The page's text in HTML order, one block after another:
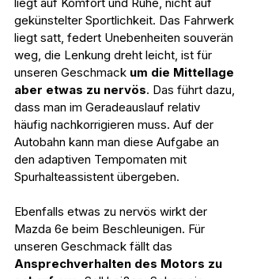
gekünstelter Sportlichkeit. Das Fahrwerk
liegt satt, federt Unebenheiten souverän
weg, die Lenkung dreht leicht, ist für
unseren Geschmack um die Mittellage
aber etwas zu nervös. Das führt dazu,
dass man im Geradeauslauf relativ
häufig nachkorrigieren muss. Auf der
Autobahn kann man diese Aufgabe an
den adaptiven Tempomaten mit
Spurhalteassistent übergeben.
Ebenfalls etwas zu nervös wirkt der
Mazda 6e beim Beschleunigen. Für
unseren Geschmack fällt das
Ansprechverhalten des Motors zu